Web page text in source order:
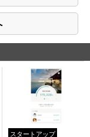
スタートアップ